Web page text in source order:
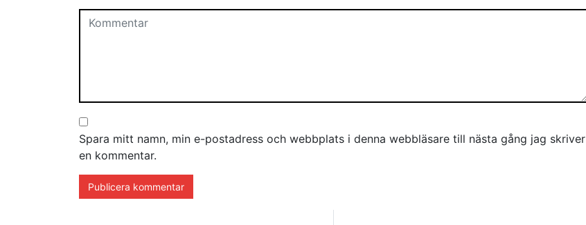
Spara mitt namn, min e-postadress och webbplats i denna webbläsare till nästa gång jag skriver
en kommentar.